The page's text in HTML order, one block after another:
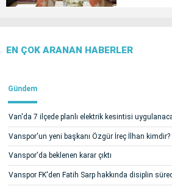
EN ÇOK ARANAN HABERLER
Gündem
Van'da 7 ilçede planlı elektrik kesintisi
Vanspor'un yeni başkanı Özgür İreç İlhan kimdir?
Vanspor'da beklenen karar çıktı
Vanspor FK'den Fatih Sarp hakkında disiplin